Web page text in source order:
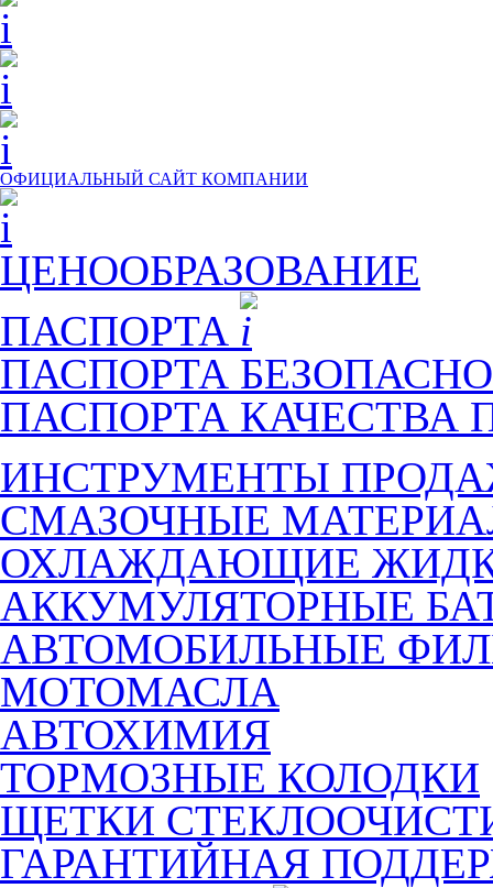
ОФИЦИАЛЬНЫЙ САЙТ КОМПАНИИ
ЦЕНООБРАЗОВАНИЕ
ПАСПОРТА
ПАСПОРТА
ПАСПОРТА КАЧЕСТВА
ИНСТРУМЕНТЫ
СМАЗОЧНЫЕ
ОХЛАЖДАЮЩИЕ
АККУМУЛЯТОРНЫЕ
АВТОМОБИЛЬНЫЕ
МОТОМАСЛА
АВТОХИМИЯ
ТОРМОЗНЫЕ КОЛОДКИ
ЩЕТКИ
ГАРАНТИЙНАЯ